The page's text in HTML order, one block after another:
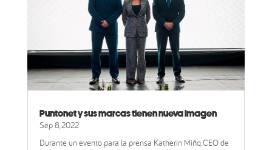
Puntonet y sus marcas tienen nueva imagen
Sep 8, 2022
Durante un evento para la prensa Katherin Miño, CEO de